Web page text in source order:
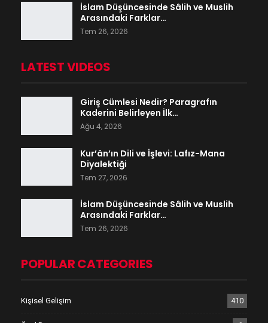
İslam Düşüncesinde Sâlih ve Muslih
Arasındaki Farklar…
Tem 26, 2026
LATEST VIDEOS
Giriş Cümlesi Nedir? Paragrafın
Kaderini Belirleyen İlk…
Ağu 4, 2026
Kur’ân’ın Dili ve İşlevi: Lafız-Mana
Diyalektiği
Tem 27, 2026
İslam Düşüncesinde Sâlih ve Muslih
Arasındaki Farklar…
Tem 26, 2026
POPULAR CATEGORIES
Kişisel Gelişim 410